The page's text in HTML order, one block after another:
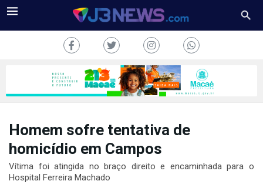
TV
Homem sofre tentativa de
homicídio em Campos
Vítima foi atingida no braço direito e encaminhada para o
Hospital Ferreira Machado